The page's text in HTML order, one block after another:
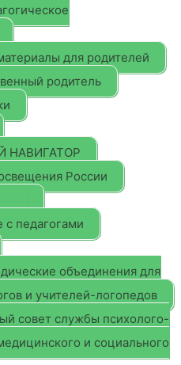
для родителей
родитель
НАВИГАТОР
России
с педагогами
объединения для
и учителей-логопедов
совет службы психолого-
и социального